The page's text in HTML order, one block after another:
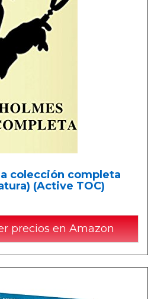
colección completa
(Active TOC)
precios en Amazon